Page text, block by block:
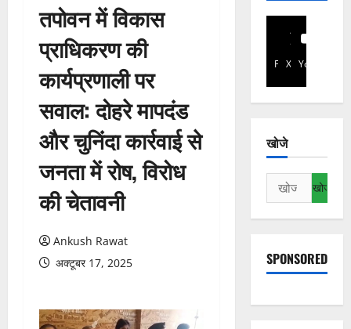
तपोवन में विकास
प्राधिकरण की
कार्यप्रणाली पर
सवाल: दोहरे मापदंड
और चुनिंदा कार्रवाई से
जनता में रोष, विरोध
की चेतावनी
Ankush Rawat
अक्टूबर 17, 2025
Facebook
X YouTube
खोजे
निम्न
को
खोजें:
SPONSORED